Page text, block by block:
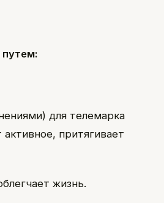
для телемарка
притягивает
жизнь.